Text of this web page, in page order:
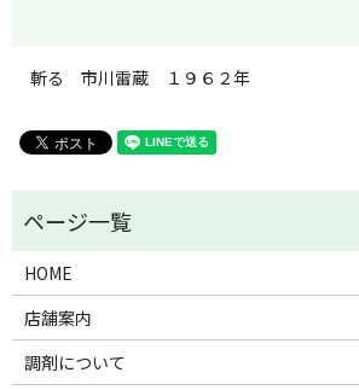
斬る 市川雷蔵 １９６２年
HOME
店舗案内
調剤について